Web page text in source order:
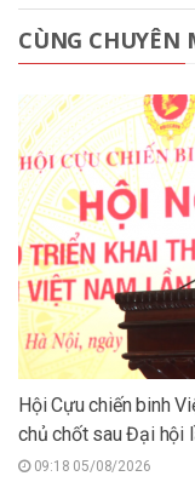
CÙNG CHUYÊN
Hội Cựu chiến binh
chủ chốt sau Đại hội
09:18 05/08/2026